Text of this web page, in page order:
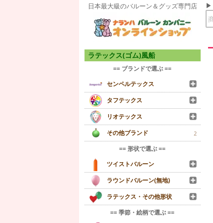
日本最大級のバルーン＆グッズ専門店
ラテックス(ゴム)風船
== ブランドで選ぶ ==
センペルテックス
タフテックス
リオテックス
その他ブランド
2
== 形状で選ぶ ==
ツイストバルーン
ラウンドバルーン(無地)
ラテックス・その他形状
== 季節・絵柄で選ぶ ==